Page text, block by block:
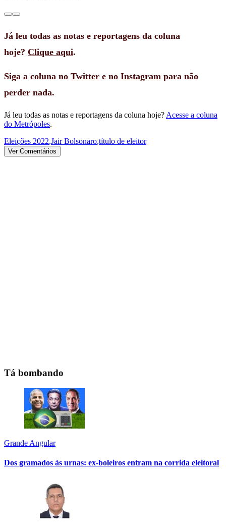
Já leu todas as notas e reportagens da coluna
hoje? Clique aqui.
Siga a coluna no Twitter e no Instagram para não
perder nada.
Já leu todas as notas e reportagens da coluna hoje? Acesse a coluna
do Metrópoles.
Eleições 2022,Jair Bolsonaro,título de eleitor
Ver Comentários
Tá bombando
Grande Angular
Dos gramados às urnas: ex-boleiros entram na corrida eleitoral